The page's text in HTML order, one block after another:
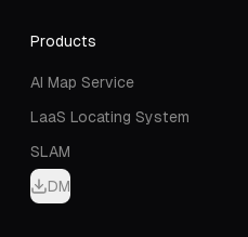
Products
AI Map Service
LaaS Locating System
SLAM
DM